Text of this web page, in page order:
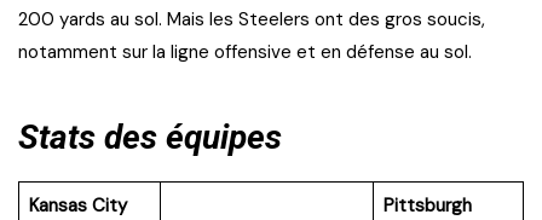
200 yards au sol. Mais les Steelers ont des gros soucis,
notamment sur la ligne offensive et en défense au sol.
Stats des équipes
Kansas City
Pittsburgh